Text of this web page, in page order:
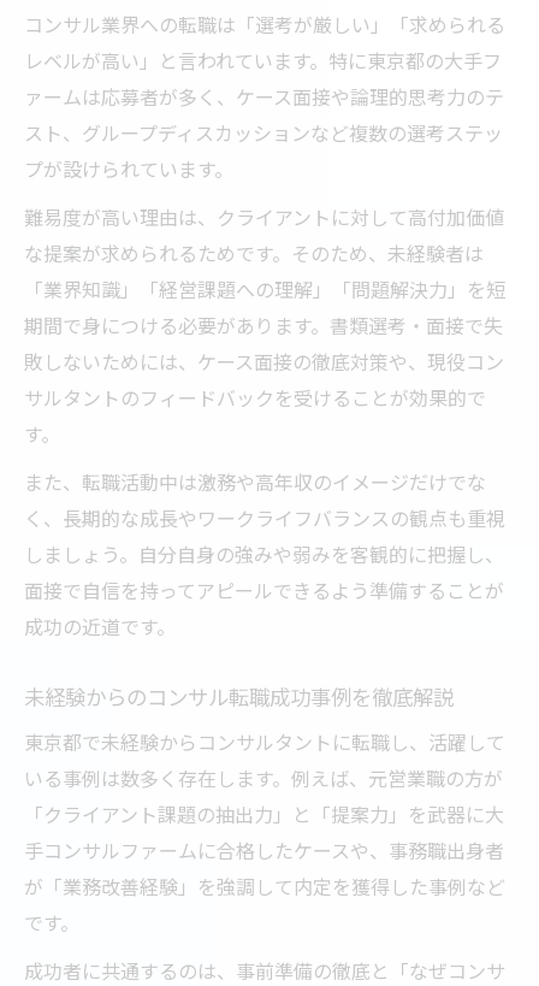
コンサル業界への転職は「選考が厳しい」「求められる
レベルが高い」と言われています。特に東京都の大手フ
ァームは応募者が多く、ケース面接や論理的思考力のテ
スト、グループディスカッションなど複数の選考ステッ
プが設けられています。
難易度が高い理由は、クライアントに対して高付加価値
な提案が求められるためです。そのため、未経験者は
「業界知識」「経営課題への理解」「問題解決力」を短
期間で身につける必要があります。書類選考・面接で失
敗しないためには、ケース面接の徹底対策や、現役コン
サルタントのフィードバックを受けることが効果的で
す。
また、転職活動中は激務や高年収のイメージだけでな
く、長期的な成長やワークライフバランスの観点も重視
しましょう。自分自身の強みや弱みを客観的に把握し、
面接で自信を持ってアピールできるよう準備することが
成功の近道です。
未経験からのコンサル転職成功事例を徹底解説
東京都で未経験からコンサルタントに転職し、活躍して
いる事例は数多く存在します。例えば、元営業職の方が
「クライアント課題の抽出力」と「提案力」を武器に大
手コンサルファームに合格したケースや、事務職出身者
が「業務改善経験」を強調して内定を獲得した事例など
です。
成功者に共通するのは、事前準備の徹底と「なぜコンサ